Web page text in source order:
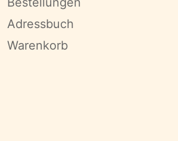
Adressbuch
Warenkorb